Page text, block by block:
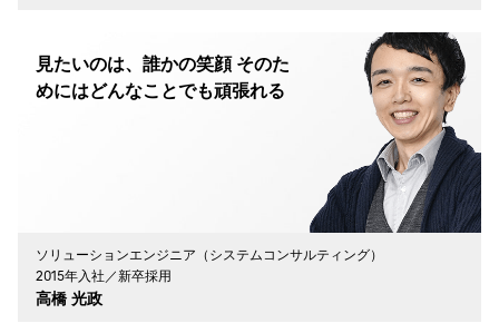
見たいのは、誰かの笑顔 そのた
めにはどんなことでも頑張れる
ソリューションエンジニア（システムコンサルティング）
2015年入社／新卒採用
高橋 光政